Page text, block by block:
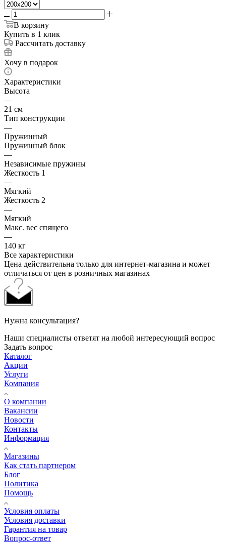
В корзину
Купить в 1 клик
Рассчитать доставку
Хочу в подарок
Характеристики
Высота
—
21 см
Тип конструкции
—
Пружинный
Пружинный блок
—
Независимые пружины
Жесткость 1
—
Мягкий
Жесткость 2
—
Мягкий
Макс. вес спящего
—
140 кг
Все характеристики
Цена действительна только для интернет-магазина и может
отличаться от цен в розничных магазинах
Нужна консультация?
Наши специалисты ответят на любой интересующий вопрос
Задать вопрос
Каталог
Акции
Услуги
Компания
О компании
Вакансии
Новости
Контакты
Информация
Магазины
Как стать партнером
Блог
Политика
Помощь
Условия оплаты
Условия доставки
Гарантия на товар
Вопрос-ответ